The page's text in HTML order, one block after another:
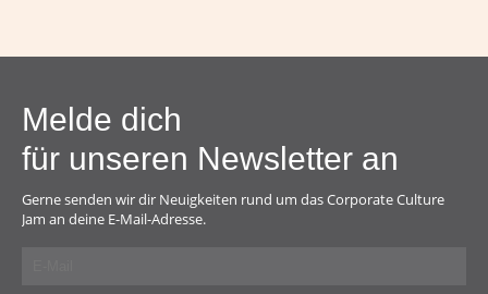
Melde dich
für unseren Newsletter an
Gerne senden wir dir Neuigkeiten rund um das Corporate Culture
Jam an deine E-Mail-Adresse.